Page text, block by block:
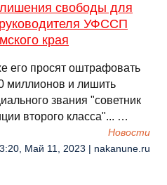
свободы для
УФССП
края
его просят оштрафовать
миллионов и лишить
звания "советник
второго класса"... …
Новости
Май 11, 2023 | nakanune.ru